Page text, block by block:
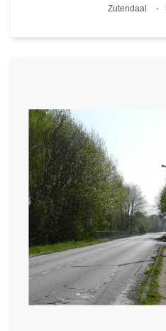
Plaats
Zutendaal